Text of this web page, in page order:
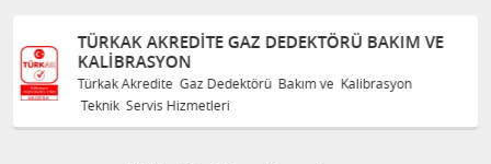
DEDEKTÖRÜ BAKIM VE
Bakım ve Kalibrasyon
TÜRKAK AKREDITE GAZ
Türkak Akredite Gaz